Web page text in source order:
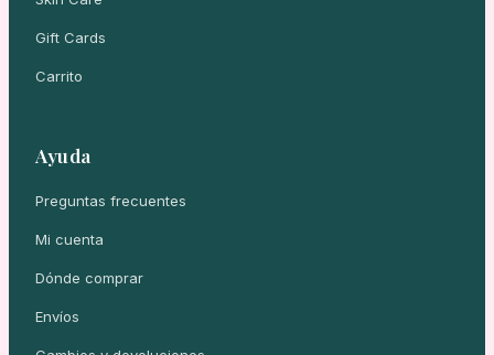
Gift Cards
Carrito
Ayuda
Preguntas frecuentes
Mi cuenta
Dónde comprar
Envíos